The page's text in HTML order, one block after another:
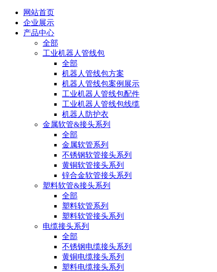
网站首页
企业展示
产品中心
全部
工业机器人管线包
全部
机器人管线包方案
机器人管线包案例展示
工业机器人管线包配件
工业机器人管线包线缆
机器人防护衣
金属软管&接头系列
全部
金属软管系列
不锈钢软管接头系列
黄铜软管接头系列
锌合金软管接头系列
塑料软管&接头系列
全部
塑料软管系列
塑料软管接头系列
电缆接头系列
全部
不锈钢电缆接头系列
黄铜电缆接头系列
塑料电缆接头系列